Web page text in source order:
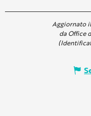
Aggiornato
da Office